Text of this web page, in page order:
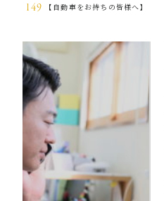
149 【自動車をお持ちの皆様へ】